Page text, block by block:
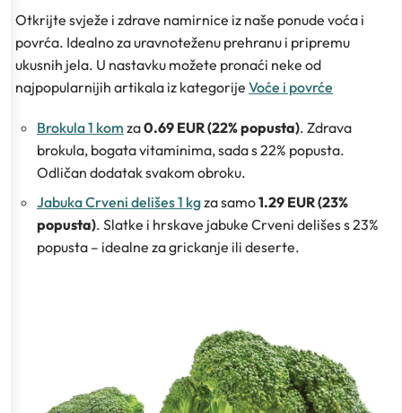
Otkrijte svježe i zdrave namirnice iz naše ponude voća i
povrća. Idealno za uravnoteženu prehranu i pripremu
ukusnih jela. U nastavku možete pronaći neke od
najpopularnijih artikala iz kategorije Voće i povrće
Brokula 1 kom za0.69 EUR (22% popusta). Zdrava
brokula, bogata vitaminima, sada s 22% popusta.
Odličan dodatak svakom obroku.
Jabuka Crveni delišes 1 kgza samo1.29 EUR (23%
popusta). Slatke i hrskave jabuke Crveni delišes s 23%
popusta – idealne za grickanje ili deserte.